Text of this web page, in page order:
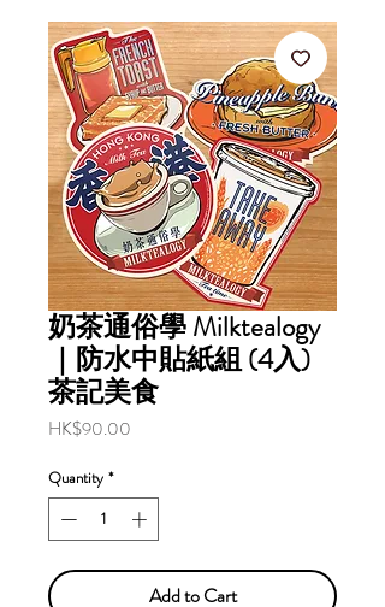
奶茶通俗學 Milktealogy
｜防水中貼紙組 (4入)
茶記美食
HK$90.00
Quantity *
Add to Cart